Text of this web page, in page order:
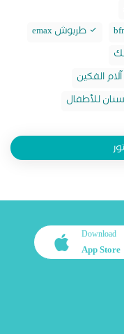
طربوش emax
الفكين
للأطفال
Download
App Store